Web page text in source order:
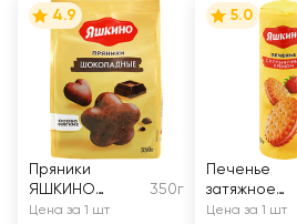
4.9
Пряники
ЯШКИНО
Шоколадные
350г
Цена за 1 шт
5.0
Печенье
затяжное
ЯШКИНО с
Цена за 1 шт